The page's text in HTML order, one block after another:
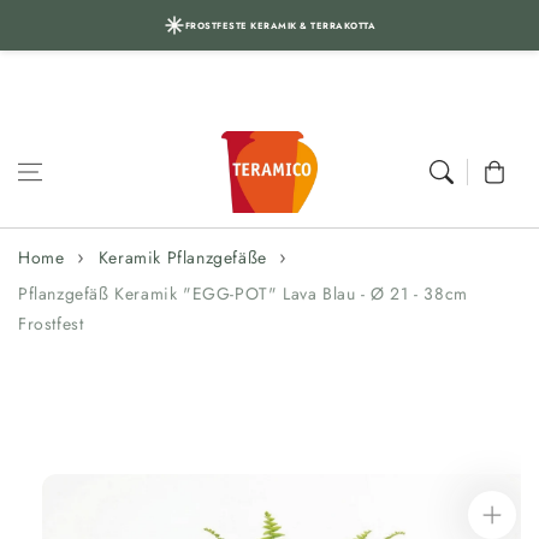
FROSTFESTE KERAMIK & TERRAKOTTA
Cart
Home
Keramik Pflanzgefäße
Pflanzgefäß Keramik "EGG-POT" Lava Blau - Ø 21 - 38cm
Frostfest